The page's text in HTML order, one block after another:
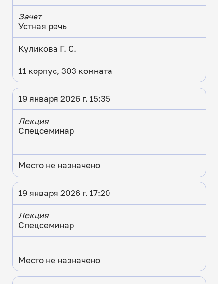
Зачет
Устная речь
Куликова Г. С.
11 корпус, 303 комната
19 января 2026 г. 15:35
Лекция
Спецсеминар
Место не назначено
19 января 2026 г. 17:20
Лекция
Спецсеминар
Место не назначено